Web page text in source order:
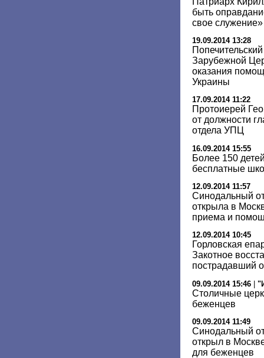
быть
свое служение»
19.09.2014 13:28
Зарубежной
оказания
Украины
17.09.2014 11:22
Протоиерей
от должности
отдела УПЦ
16.09.2014 15:55
Более 150
бесплатные
12.09.2014 11:57
Синодальный
открыла в
приема и
12.09.2014 10:45
Горловская
Закотное
пострадавший
09.09.2014 15:46 |
Столичные
беженцев
09.09.2014 11:49
Синодальный
открыл в
для беженцев